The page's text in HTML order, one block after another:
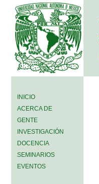
INICIO
ACERCA DE
GENTE
INVESTIGACIÓN
DOCENCIA
SEMINARIOS
EVENTOS